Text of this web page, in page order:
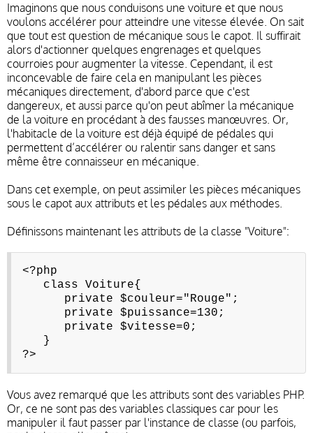
Imaginons que nous conduisons une voiture et que nous
voulons accélérer pour atteindre une vitesse élevée. On sait
que tout est question de mécanique sous le capot. Il suffirait
alors d'actionner quelques engrenages et quelques
courroies pour augmenter la vitesse. Cependant, il est
inconcevable de faire cela en manipulant les pièces
mécaniques directement, d'abord parce que c'est
dangereux, et aussi parce qu'on peut abîmer la mécanique
de la voiture en procédant à des fausses manœuvres. Or,
l'habitacle de la voiture est déjà équipé de pédales qui
permettent d’accélérer ou ralentir sans danger et sans
même être connaisseur en mécanique.
Dans cet exemple, on peut assimiler les pièces mécaniques
sous le capot aux attributs et les pédales aux méthodes.
Définissons maintenant les attributs de la classe "Voiture":
<?php
class Voiture{
private $couleur="Rouge";
private $puissance=130;
private $vitesse=0;
}
?>
Vous avez remarqué que les attributs sont des variables PHP.
Or, ce ne sont pas des variables classiques car pour les
manipuler il faut passer par l'instance de classe (ou parfois,